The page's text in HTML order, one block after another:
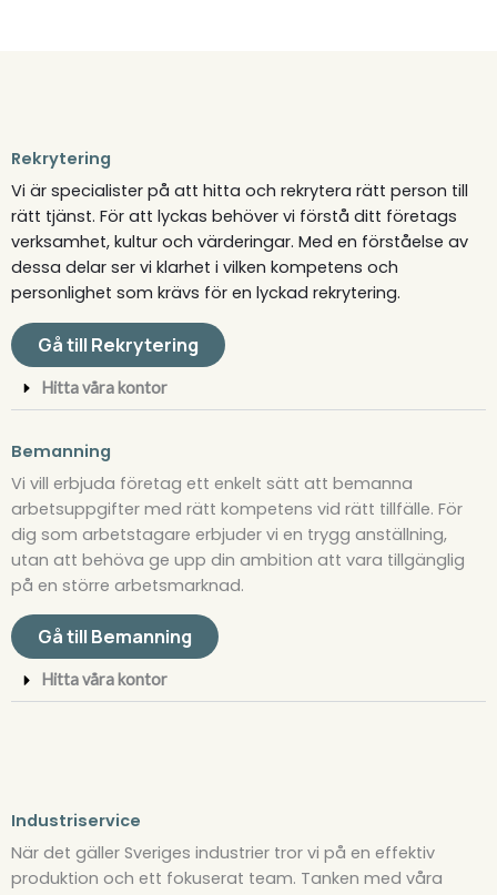
Rekrytering​
Vi är specialister på att hitta och rekrytera rätt person till
rätt tjänst. För att lyckas behöver vi förstå ditt företags
verksamhet, kultur och värderingar. Med en förståelse av
dessa delar ser vi klarhet i vilken kompetens och
personlighet som krävs för en lyckad rekrytering.
Gå till Rekrytering
Hitta våra kontor
Bemanning​
Vi vill erbjuda företag ett enkelt sätt att bemanna
arbetsuppgifter med rätt kompetens vid rätt tillfälle. För
dig som arbetstagare erbjuder vi en trygg anställning,
utan att behöva ge upp din ambition att vara tillgänglig
på en större arbetsmarknad.
Gå till Bemanning
Hitta våra kontor
Industriservice
När det gäller Sveriges industrier tror vi på en effektiv
produktion och ett fokuserat team. Tanken med våra